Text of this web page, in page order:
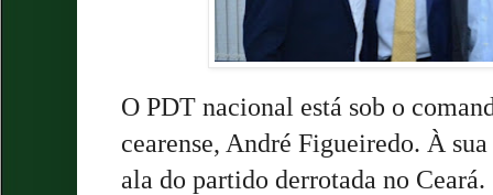
O PDT nacional está sob o
cearense, André Figueiredo. À
ala do partido derrotada no